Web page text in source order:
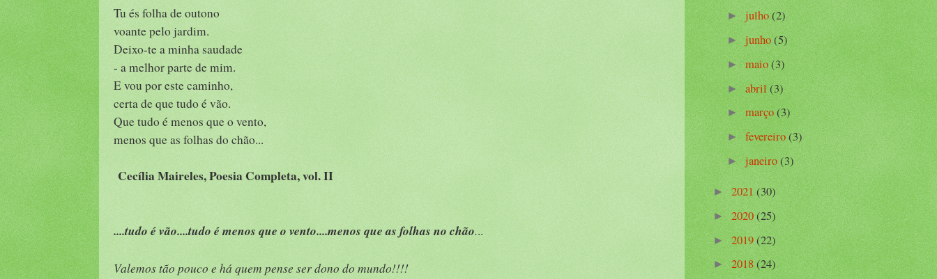
Tu és folha de outono
voante pelo jardim.
Deixo-te a minha saudade
- a melhor parte de mim.
E vou por este caminho,
certa de que tudo é vão.
Que tudo é menos que o vento,
menos que as folhas do chão...
Cecília Maireles, Poesia Completa, vol. II
....tudo é vão....tudo é menos que o vento....menos que as folhas no chão...
Valemos tão pouco e há quem pense ser dono do mundo!!!!
►julho(2)
►junho(5)
►maio(3)
►abril(3)
►março(3)
►fevereiro(3)
►janeiro(3)
►2021(30)
►2020(25)
►2019(22)
►2018(24)